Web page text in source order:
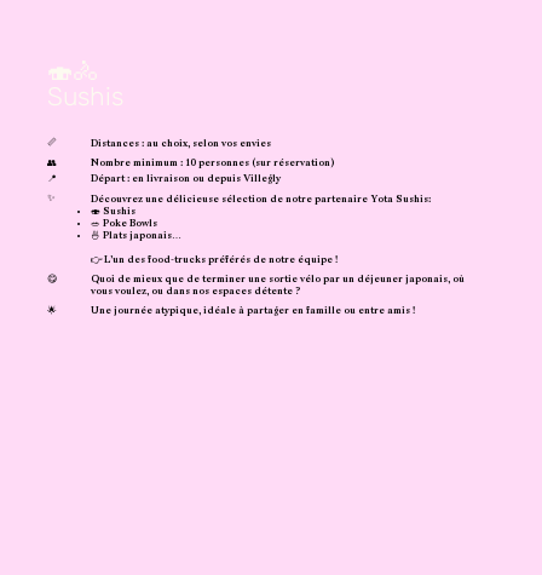
🍣🚴
Sushis
📏
Distances : au choix, selon vos envies
👥
Nombre minimum : 10 personnes (sur réservation)
📍
Départ : en livraison ou depuis Villegly
✨
Découvrez une délicieuse sélection de notre partenaire Yota Sushis:
🍣 Sushis
🥗 Poke Bowls
🍜 Plats japonais…
👉 L’un des food-trucks préférés de notre équipe !
😋
Quoi de mieux que de terminer une sortie vélo par un déjeuner japonais, où
vous voulez, ou dans nos espaces détente ?
🌟
Une journée atypique, idéale à partager en famille ou entre amis !